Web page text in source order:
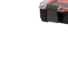
SUDY NA VÍNO